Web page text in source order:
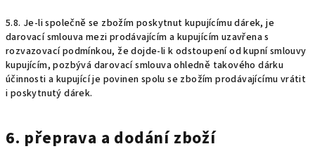
5.8. Je-li společně se zbožím poskytnut kupujícímu dárek, je
darovací smlouva mezi prodávajícím a kupujícím uzavřena s
rozvazovací podmínkou, že dojde-li k odstoupení od kupní smlouvy
kupujícím, pozbývá darovací smlouva ohledně takového dárku
účinnosti a kupující je povinen spolu se zbožím prodávajícímu vrátit
i poskytnutý dárek.
6. přeprava a dodání zboží